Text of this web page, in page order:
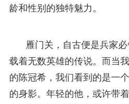
龄和性别的独特魅力。
雁门关，自古便是兵家
载着无数英雄的传说。而当
的陈冠希，我们看到的是一
的身影。年轻的他，或许带